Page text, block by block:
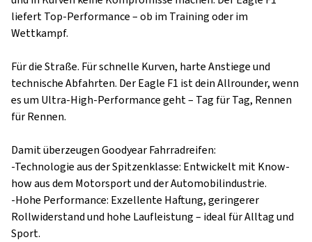
liefert Top-Performance – ob im Training oder im
Wettkampf.
Für die Straße. Für schnelle Kurven, harte Anstiege und
technische Abfahrten. Der Eagle F1 ist dein Allrounder, wenn
es um Ultra-High-Performance geht – Tag für Tag, Rennen
für Rennen.
Damit überzeugen Goodyear Fahrradreifen:
-Technologie aus der Spitzenklasse: Entwickelt mit Know-
how aus dem Motorsport und der Automobilindustrie.
-Hohe Performance: Exzellente Haftung, geringerer
Rollwiderstand und hohe Laufleistung – ideal für Alltag und
Sport.